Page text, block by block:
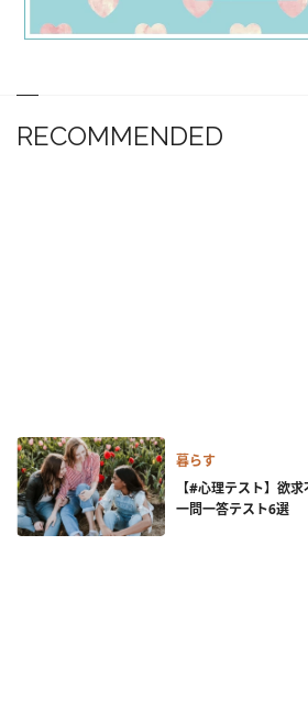
RECOMMENDED
暮らす
【#心理テスト】欲
一問一答テスト6選